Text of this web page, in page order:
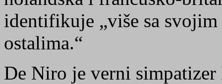
identifikuje „više sa
ostalima.“
De Niro je verni